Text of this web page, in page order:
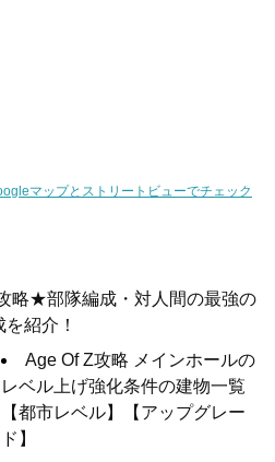
マップとストリートビューでチェック
略★部隊編成・対人間の最強の
紹介！
Age Of Z攻略 メインホールの
レベル上げ強化条件の建物一覧
【都市レベル】【アップグレー
ド】